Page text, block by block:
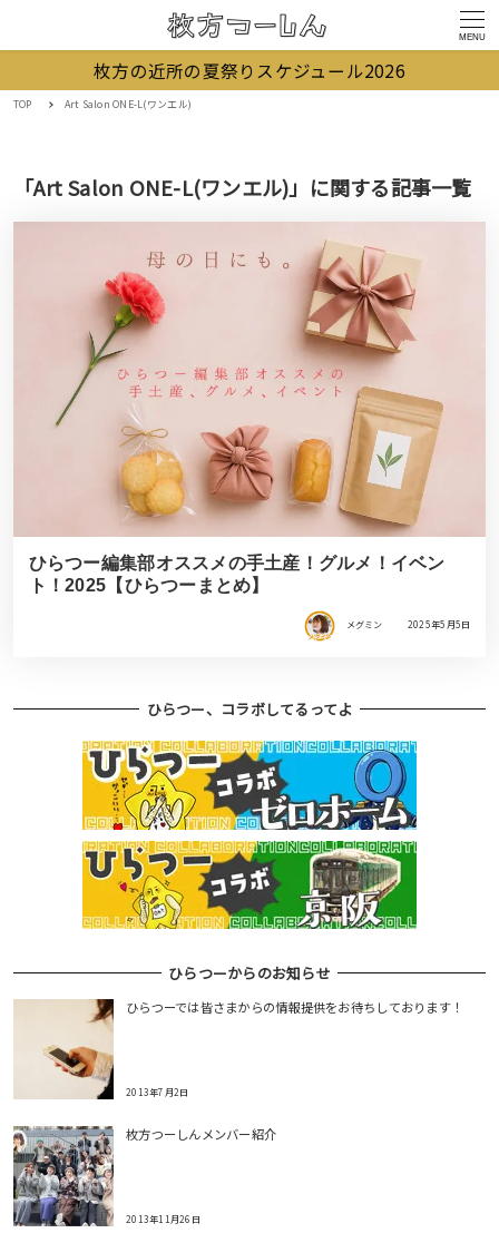
MENU
枚方の近所の夏祭りスケジュール2026
TOP Art Salon ONE-L(ワンエル)
「Art Salon ONE-L(ワンエル)」に関する記事一覧
ひらつー編集部オススメの手土産！グルメ！イベン
ト！2025【ひらつーまとめ】
メグミン 2025年5月5日
ひらつー、コラボしてるってよ
ひらつーからのお知らせ
ひらつーでは皆さまからの情報提供をお待ちしております！
2013年7月2日
枚方つーしんメンバー紹介
2013年11月26日